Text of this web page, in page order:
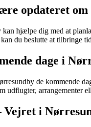
opdateret
hjælpe dig med at
du beslutte at tilbringe
dage i
de kommende
arrangementer
i